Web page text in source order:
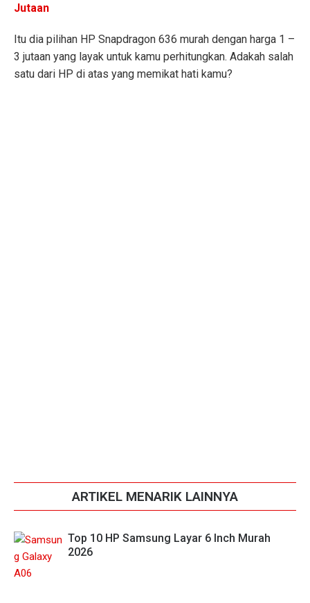
Jutaan
Itu dia pilihan HP Snapdragon 636 murah dengan harga 1 –
3 jutaan yang layak untuk kamu perhitungkan. Adakah salah
satu dari HP di atas yang memikat hati kamu?
ARTIKEL MENARIK LAINNYA
Top 10 HP Samsung Layar 6 Inch Murah
2026